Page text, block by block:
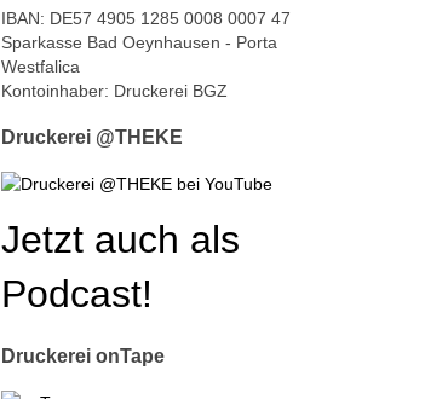
IBAN: DE57 4905 1285 0008 0007 47
Sparkasse Bad Oeynhausen - Porta
Westfalica
Kontoinhaber: Druckerei BGZ
Druckerei @THEKE
Jetzt auch als
Podcast!
Druckerei onTape